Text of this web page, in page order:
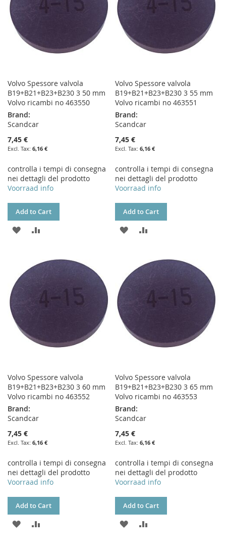
Volvo Spessore valvola
B19+B21+B23+B230 3 50 mm
Volvo ricambi no 463550
Brand:
Scandcar
7,45 €
6,16 €
controlla i tempi di consegna
nei dettagli del prodotto
Voorraad info
Add to Cart
ADD
WISHCOMPARE
Volvo Spessore valvola
B19+B21+B23+B230 3 55 mm
Volvo ricambi no 463551
Brand:
Scandcar
7,45 €
6,16 €
controlla i tempi di consegna
nei dettagli del prodotto
Voorraad info
Add to Cart
ADD
WISHCOMPARE
Volvo Spessore valvola
B19+B21+B23+B230 3 60 mm
Volvo ricambi no 463552
Brand:
Scandcar
7,45 €
6,16 €
controlla i tempi di consegna
nei dettagli del prodotto
Voorraad info
Add to Cart
ADD
Volvo Spessore valvola
B19+B21+B23+B230 3 65 mm
Volvo ricambi no 463553
Brand:
Scandcar
7,45 €
6,16 €
controlla i tempi di consegna
nei dettagli del prodotto
Voorraad info
Add to Cart
ADD